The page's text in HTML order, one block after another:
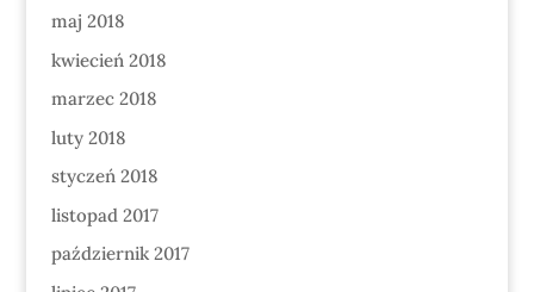
maj 2018
kwiecień 2018
marzec 2018
luty 2018
styczeń 2018
listopad 2017
październik 2017